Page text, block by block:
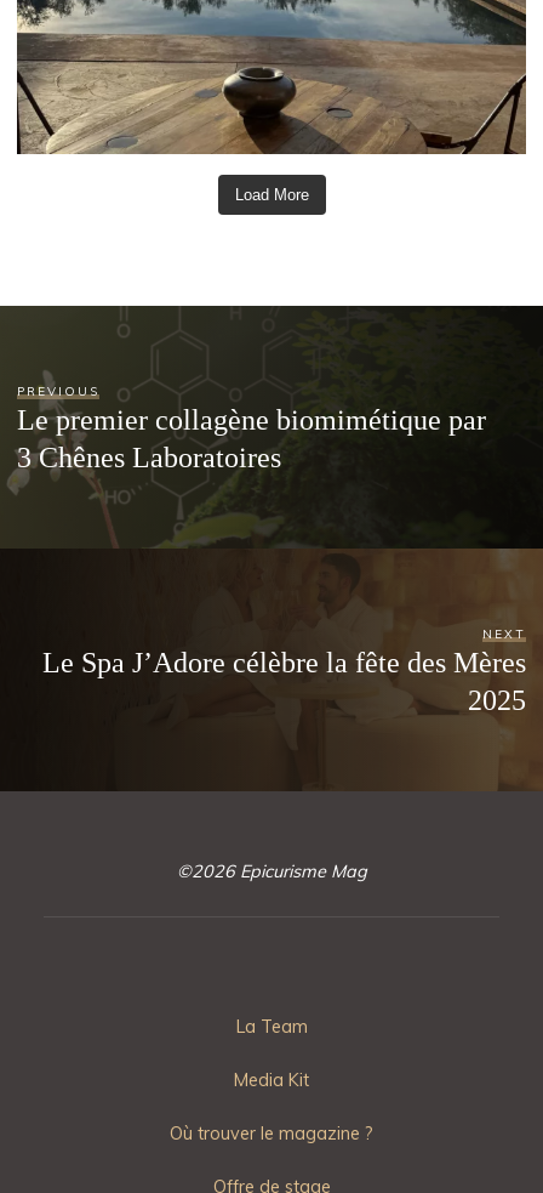
Load More
PREVIOUS
Le premier collagène biomimétique par
3 Chênes Laboratoires
NEXT
Le Spa J’Adore célèbre la fête des Mères
2025
©2026 Epicurisme Mag
La Team
Media Kit
Où trouver le magazine ?
Offre de stage